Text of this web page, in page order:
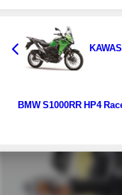
BMW S1000RR HP4